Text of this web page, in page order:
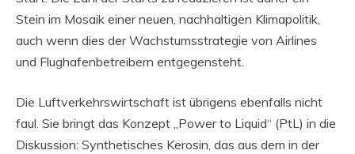
Stein im Mosaik einer neuen, nachhaltigen Klimapolitik,
auch wenn dies der Wachstumsstrategie von Airlines
und Flughafenbetreibern entgegensteht.
Die Luftverkehrswirtschaft ist übrigens ebenfalls nicht
faul. Sie bringt das Konzept „Power to Liquid“ (PtL) in die
Diskussion: Synthetisches Kerosin, das aus dem in der